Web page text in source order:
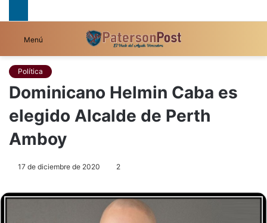
Menú
Política
Dominicano Helmin Caba es
elegido Alcalde de Perth
Amboy
17 de diciembre de 2020 2